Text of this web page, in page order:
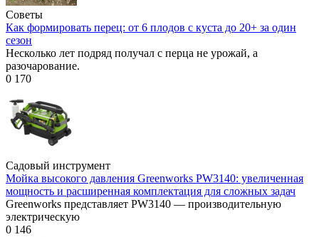
Советы
Как формировать перец: от 6 плодов с куста до 20+ за один
сезон
Несколько лет подряд получал с перца не урожай, а
разочарование.
0 170
Садовый инструмент
Мойка высокого давления Greenworks PW3140: увеличенная
мощность и расширенная комплектация для сложных задач
Greenworks представляет PW3140 — производительную
электрическую
0 146